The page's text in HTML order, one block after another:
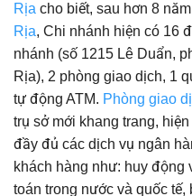
Rịa cho biết, sau hơn 8
Rịa, Chi nhánh hiện có 16
nhánh (số 1215 Lê Duẩn,
Rịa), 2 phòng giao dịch, 1
tự động ATM. Phòng giao
trụ sở mới khang trang,
đầy đủ các dịch vụ ngân
khách hàng như: huy động
toán trong nước và quốc